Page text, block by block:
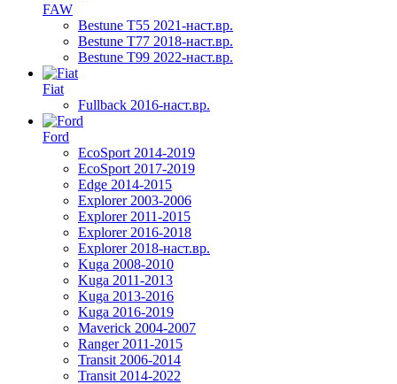
FAW
Bestune T55 2021-наст.вр.
Bestune T77 2018-наст.вр.
Bestune T99 2022-наст.вр.
Fiat
Fullback 2016-наст.вр.
Ford
EcoSport 2014-2019
EcoSport 2017-2019
Edge 2014-2015
Explorer 2003-2006
Explorer 2011-2015
Explorer 2016-2018
Explorer 2018-наст.вр.
Kuga 2008-2010
Kuga 2011-2013
Kuga 2013-2016
Kuga 2016-2019
Maverick 2004-2007
Ranger 2011-2015
Transit 2006-2014
Transit 2014-2022